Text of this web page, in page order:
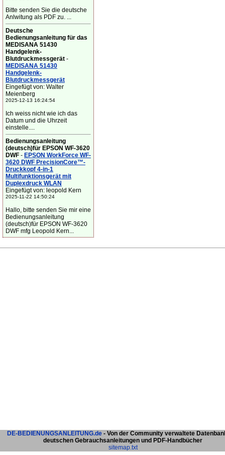
Bitte senden Sie die deutsche
Anlwitung als PDF zu. ...
Deutsche
Bedienungsanleitung für das
MEDISANA 51430
Handgelenk-
Blutdruckmessgerät -
MEDISANA 51430
Handgelenk-
Blutdruckmessgerät
Eingefügt von: Walter
Meienberg
2025-12-13 16:24:54
Ich weiss nicht wie ich das
Datum und die Uhrzeit
einstelle....
Bedienungsanleitung
(deutsch)für EPSON WF-3620
DWF - EPSON WorkForce WF-
3620 DWF PrecisionCore™-
Druckkopf 4-in-1
Multifunktionsgerät mit
Duplexdruck WLAN
Eingefügt von: leopold Kern
2025-11-22 14:50:24
Hallo, bitte senden Sie mir eine
Bedienungsanleitung
(deutsch)für EPSON WF-3620
DWF mfg Leopold Kern...
DE-BEDIENUNGSANLEITUNG.de - Von der Community verwaltete
deutschen Gebrauchsanleitungen und PDF-Handbücher
sitemap.txt